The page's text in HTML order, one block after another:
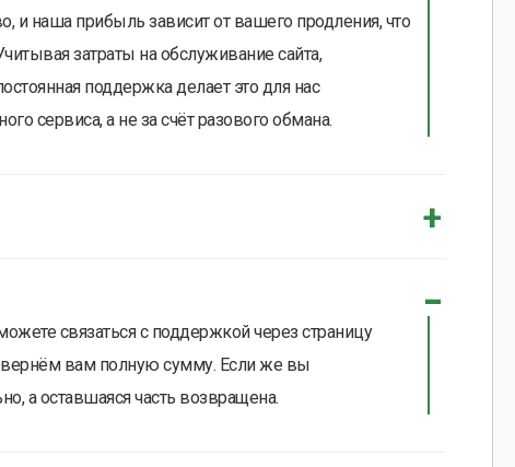
и наша прибыль зависит от вашего продления, что
затраты на обслуживание сайта,
поддержка делает это для нас
сервиса, а не за счёт разового обмана.
связаться с поддержкой через страницу
вернём вам полную сумму. Если же вы
а оставшаяся часть возвращена.